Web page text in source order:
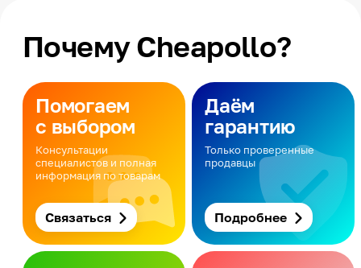
Почему Cheapollo?
Помогаем
с выбором
Консультации
специалистов и полная
информация по товарам
Связаться
Даём
гарантию
Только проверенные
продавцы
Подробнее